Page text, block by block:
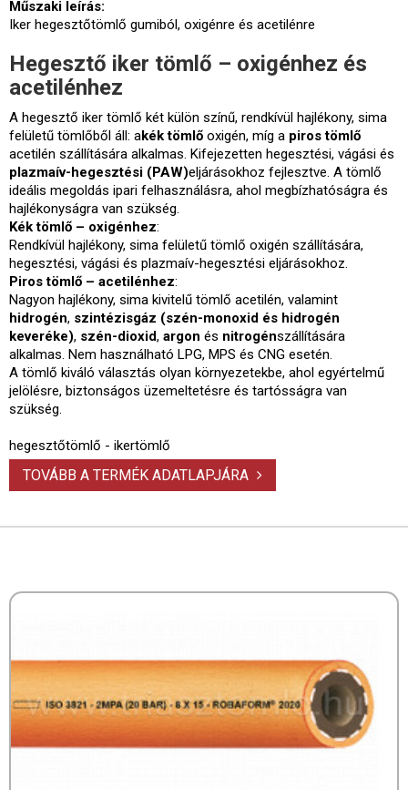
Műszaki leírás:
Iker hegesztőtömlő gumiból, oxigénre és acetilénre
Hegesztő iker tömlő – oxigénhez és
acetilénhez
A hegesztő iker tömlő két külön színű, rendkívül hajlékony, sima
felületű tömlőből áll: akék tömlő oxigén, míg a piros tömlő
acetilén szállítására alkalmas. Kifejezetten hegesztési, vágási és
plazmaív-hegesztési (PAW)eljárásokhoz fejlesztve. A tömlő
ideális megoldás ipari felhasználásra, ahol megbízhatóságra és
hajlékonyságra van szükség.
Kék tömlő – oxigénhez:
Rendkívül hajlékony, sima felületű tömlő oxigén szállítására,
hegesztési, vágási és plazmaív-hegesztési eljárásokhoz.
Piros tömlő – acetilénhez:
Nagyon hajlékony, sima kivitelű tömlő acetilén, valamint
hidrogén, szintézisgáz (szén-monoxid és hidrogén
keveréke), szén-dioxid, argon és nitrogénszállítására
alkalmas. Nem használható LPG, MPS és CNG esetén.
A tömlő kiváló választás olyan környezetekbe, ahol egyértelmű
jelölésre, biztonságos üzemeltetésre és tartósságra van
szükség.
hegesztőtömlő - ikertömlő
TOVÁBB A TERMÉK ADATLAPJÁRA